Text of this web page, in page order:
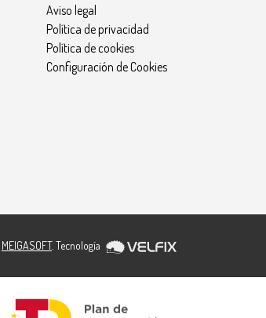
Aviso legal
Política de privacidad
Política de cookies
Configuración de Cookies
MEIGASOFT. Tecnología